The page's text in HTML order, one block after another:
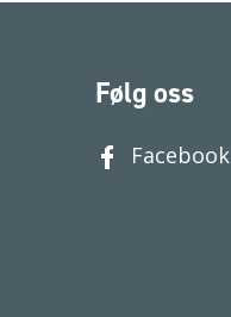
Følg oss
Facebook